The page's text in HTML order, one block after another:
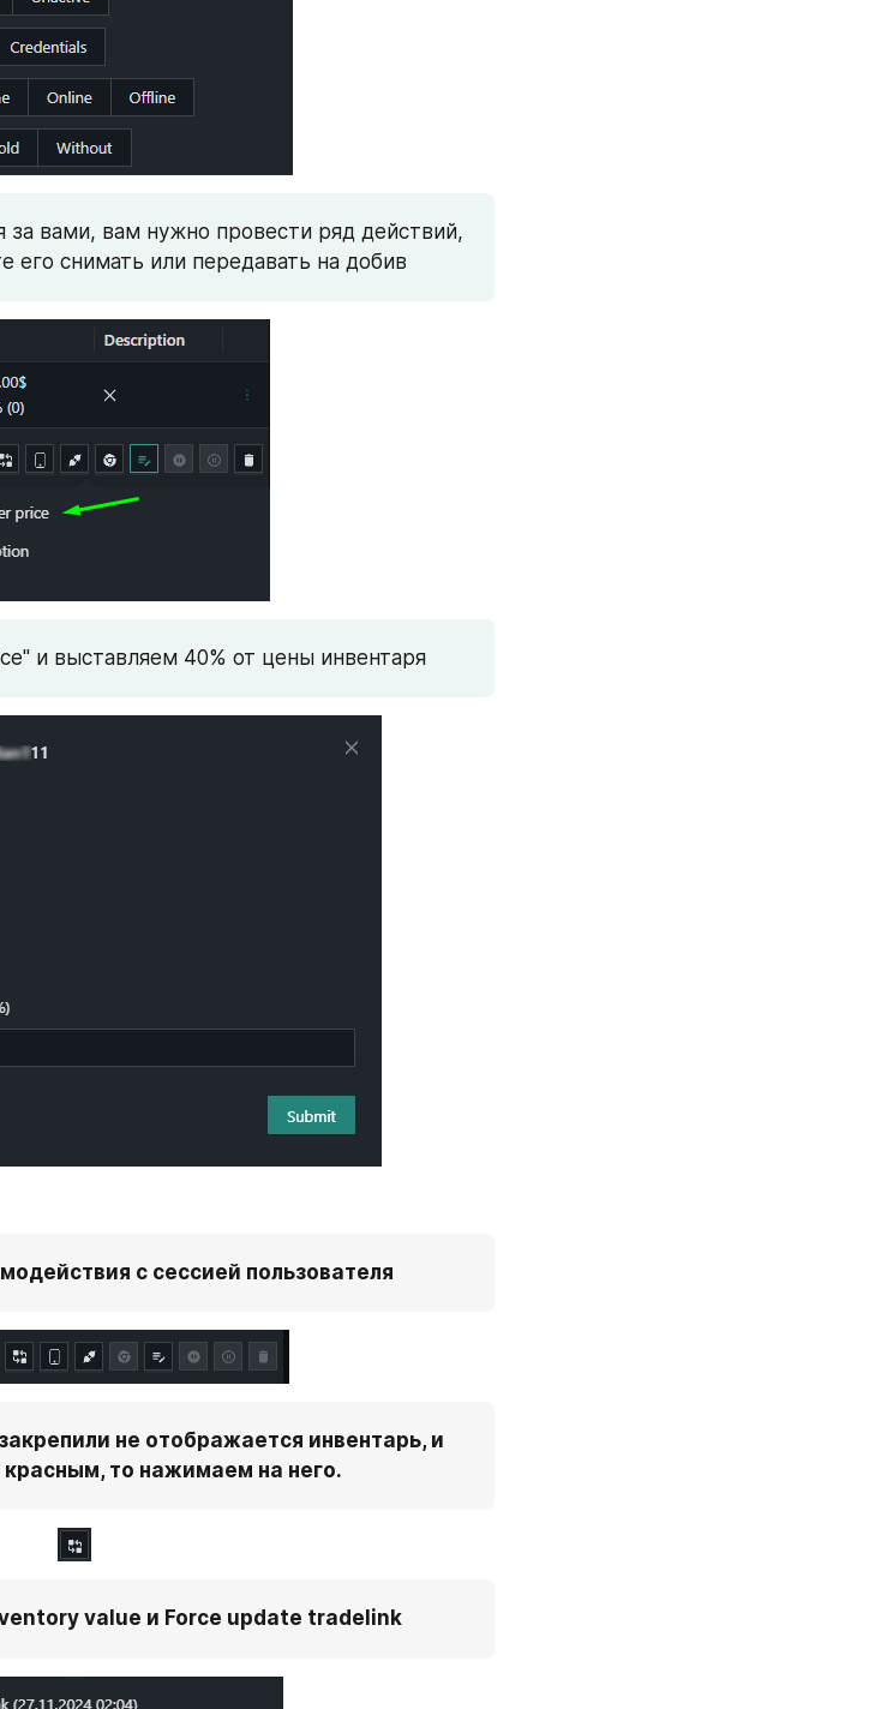
за вами, вам нужно провести ряд действий,
его снимать или передавать на добив
и выставляем 40% от цены инвентаря
с сессией пользователя
не отображается инвентарь, и
красным, то нажимаем на него.
value и Force update tradelink